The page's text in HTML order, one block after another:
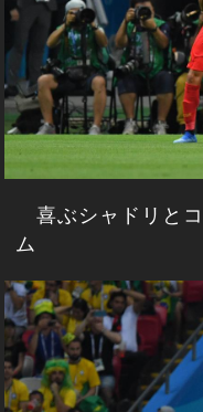
喜ぶシャドリと
ム